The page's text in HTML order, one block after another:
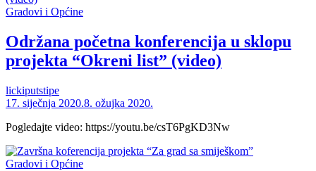
Gradovi i Općine
Održana početna konferencija u sklopu
projekta “Okreni list” (video)
lickiputstipe
17. siječnja 2020.8. ožujka 2020.
Pogledajte video: https://youtu.be/csT6PgKD3Nw
Gradovi i Općine